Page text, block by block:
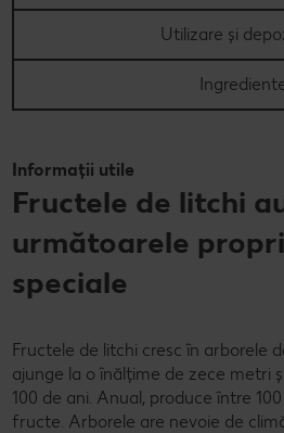
Utilizare și
Informații utile
Fructele de litchi
următoarele
speciale
Fructele de litchi cresc în arborele
ajunge la o înălțime de zece metri
100 de ani. Anual, produce între
fructe. Arborele are nevoie de